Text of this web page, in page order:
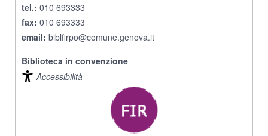
tel.: 010 693333
fax: 010 693333
email: biblfirpo@comune.genova.it
Biblioteca in convenzione
Accessibilità